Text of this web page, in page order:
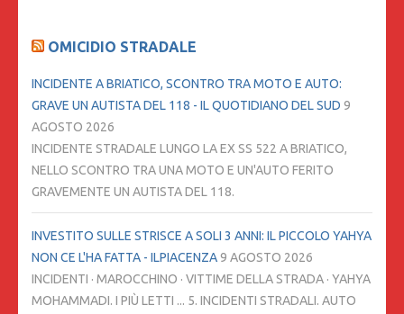
OMICIDIO STRADALE
INCIDENTE A BRIATICO, SCONTRO TRA MOTO E AUTO:
GRAVE UN AUTISTA DEL 118 - IL QUOTIDIANO DEL SUD 9
AGOSTO 2026
INCIDENTE STRADALE LUNGO LA EX SS 522 A BRIATICO,
NELLO SCONTRO TRA UNA MOTO E UN'AUTO FERITO
GRAVEMENTE UN AUTISTA DEL 118.
INVESTITO SULLE STRISCE A SOLI 3 ANNI: IL PICCOLO YAHYA
NON CE L'HA FATTA - ILPIACENZA9 AGOSTO 2026
INCIDENTI · MAROCCHINO · VITTIME DELLA STRADA · YAHYA
MOHAMMADI. I PIÙ LETTI ... 5. INCIDENTI STRADALI. AUTO